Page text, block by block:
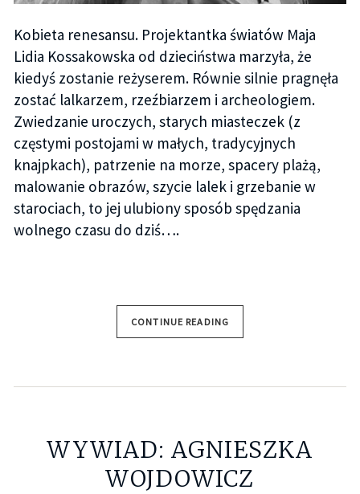
Kobieta renesansu. Projektantka światów Maja
Lidia Kossakowska od dzieciństwa marzyła, że
kiedyś zostanie reżyserem. Równie silnie pragnęła
zostać lalkarzem, rzeźbiarzem i archeologiem.
Zwiedzanie uroczych, starych miasteczek (z
częstymi postojami w małych, tradycyjnych
knajpkach), patrzenie na morze, spacery plażą,
malowanie obrazów, szycie lalek i grzebanie w
starociach, to jej ulubiony sposób spędzania
wolnego czasu do dziś….
CONTINUE READING
WYWIAD: AGNIESZKA
WOJDOWICZ